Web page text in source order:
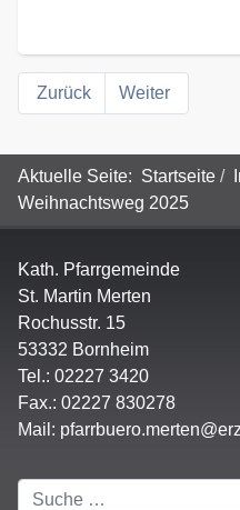
Zurück Weiter
Aktuelle Seite: Startseite
Weihnachtsweg 2025
Kath. Pfarrgemeinde
St. Martin Merten
Rochusstr. 15
53332 Bornheim
Tel.: 02227 3420
Fax.: 02227 830278
Mail:
Suchen